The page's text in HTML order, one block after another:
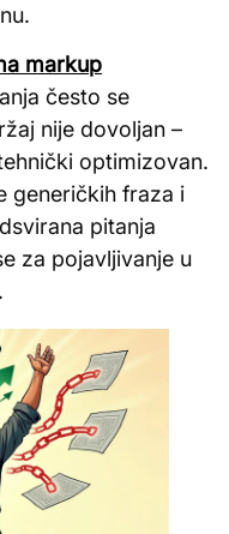
markup
često se
nije dovoljan –
optimizovan.
generičkih fraza i
pitanja
za pojavljivanje u